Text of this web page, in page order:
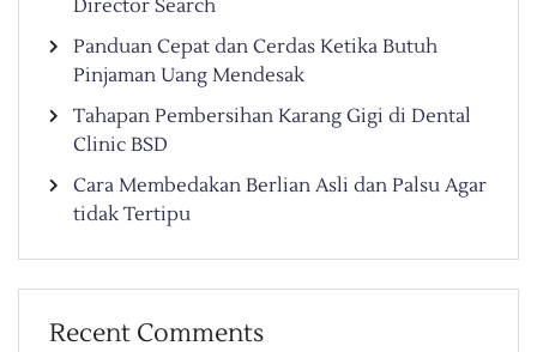
Director Search
Panduan Cepat dan Cerdas Ketika Butuh
Pinjaman Uang Mendesak
Tahapan Pembersihan Karang Gigi di Dental
Clinic BSD
Cara Membedakan Berlian Asli dan Palsu Agar
tidak Tertipu
Recent Comments